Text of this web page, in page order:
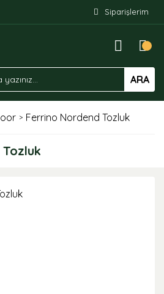
Siparişlerim
ARA
Ferrino Nordend Tozluk